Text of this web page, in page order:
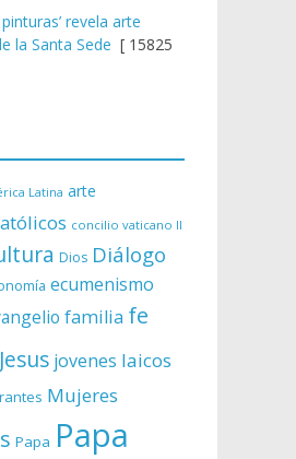
revela arte
la Santa Sede [ 15825
Latina arte
concilio vaticano II
Dios Diálogo
ecumenismo
familia fe
Jesus jovenes laicos
Mujeres
Papa Papa